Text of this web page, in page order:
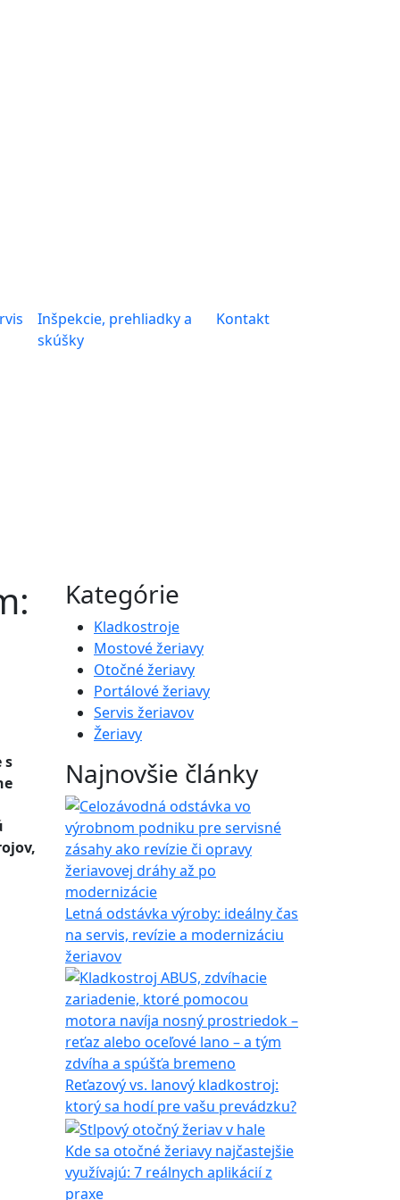
Inšpekcie, prehliadky a
skúšky
Kontakt
s
Kategórie
Kladkostroje
Mostové žeriavy
Otočné žeriavy
Portálové žeriavy
Servis žeriavov
Žeriavy
Najnovšie články
Letná odstávka výroby: ideálny čas
na servis, revízie a modernizáciu
žeriavov
Reťazový vs. lanový kladkostroj:
ktorý sa hodí pre vašu prevádzku?
Kde sa otočné žeriavy najčastejšie
využívajú: 7 reálnych aplikácií z
praxe